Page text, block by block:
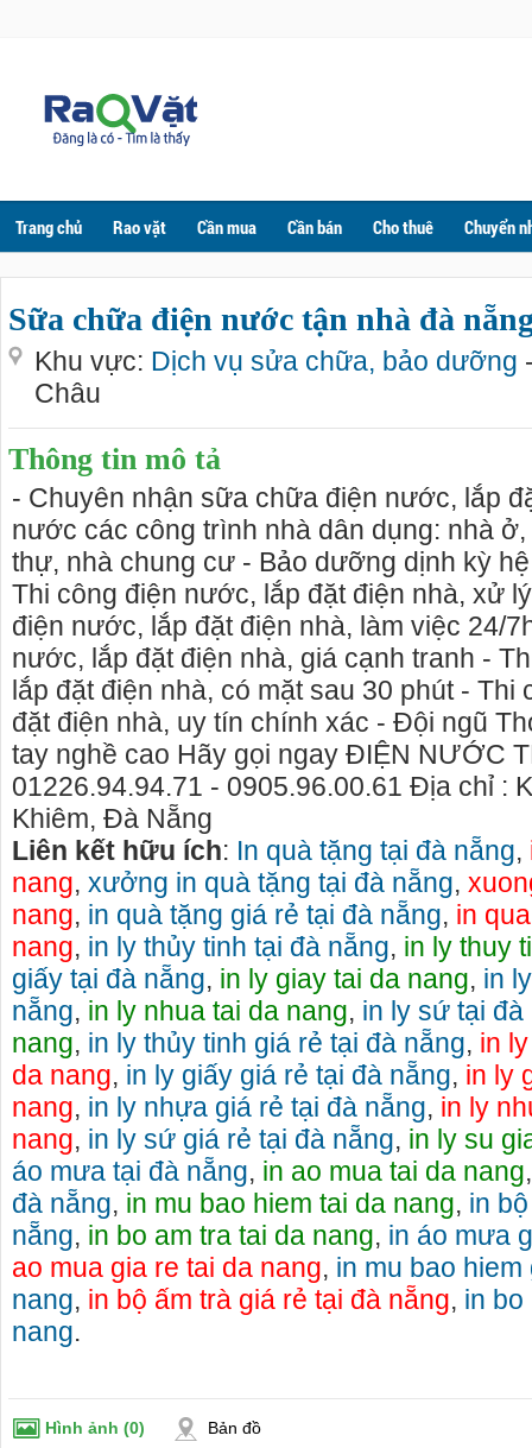
Trang chủ Rao vặt Cần mua Cần bán Cho thuê Chuyển
Sữa chữa điện nước tận nhà đà
Khu vực: Dịch vụ sửa chữa, bảo dưỡng
Châu
Thông tin mô tả
- Chuyên nhận sữa chữa điện nước, lắp
nước các công trình nhà dân dụng: nhà
thự, nhà chung cư - Bảo dưỡng dịnh kỳ
Thi công điện nước, lắp đặt điện nhà, xử
điện nước, lắp đặt điện nhà, làm việc 24/
nước, lắp đặt điện nhà, giá cạnh tranh -
lắp đặt điện nhà, có mặt sau 30 phút -
đặt điện nhà, uy tín chính xác - Đội ngũ
tay nghề cao Hãy gọi ngay ĐIỆN NƯỚC
01226.94.94.71 - 0905.96.00.61 Địa chỉ :
Khiêm, Đà Nẵng
Liên kết hữu ích: In quà tặng tại đà nẵng,
nang, xưởng in quà tặng tại đà nẵng,
nang, in quà tặng giá rẻ tại đà nẵng, in
nang, in ly thủy tinh tại đà nẵng, in ly thuy
giấy tại đà nẵng, in ly giay tai da nang, in
nẵng, in ly nhua tai da nang, in ly sứ tại đà
nang, in ly thủy tinh giá rẻ tại đà nẵng, in
da nang, in ly giấy giá rẻ tại đà nẵng, in ly
nang, in ly nhựa giá rẻ tại đà nẵng, in ly
nang, in ly sứ giá rẻ tại đà nẵng, in ly su
áo mưa tại đà nẵng, in ao mua tai da nang
đà nẵng, in mu bao hiem tai da nang, in
nẵng, in bo am tra tai da nang, in áo mưa
ao mua gia re tai da nang, in mu bao hiem
nang, in bộ ấm trà giá rẻ tại đà nẵng, in bo
nang.
Hình ảnh (0) Bản đồ
cho thue
phú yên
thuê xe
thuê xe
cho
đà nẵng,
Cho thuê nhà nguyên căn Phú Yên, chuyên cho
thuê nhà nguyên căn tại Phú Yên
Chúng tôi hiên đang cho thuê nhà nguyên căn
tại Tuy Hòa - Phú Yên.